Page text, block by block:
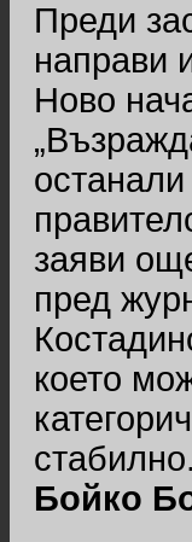
Преди
направи
Ново
заяви
пред
което
стабилно.
Бойко